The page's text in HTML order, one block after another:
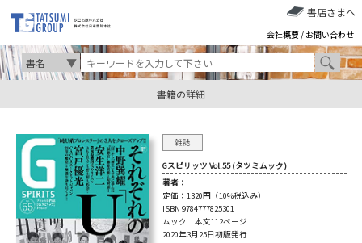
書店さまへ
会社概要 / お問い合わせ
書籍の詳細
雑誌
Gスピリッツ Vol.55 (タツミムック)
著者：
定価： 1320円（10%税込み）
ISBN 9784777825301
ムック 本文112ページ
2020年3月25日初版発行